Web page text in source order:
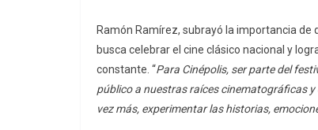
Ramón Ramírez, subrayó la importancia
busca celebrar el cine clásico nacional y
constante. “Para Cinépolis, ser parte del
público a nuestras raíces cinematográficas
vez más, experimentar las historias,